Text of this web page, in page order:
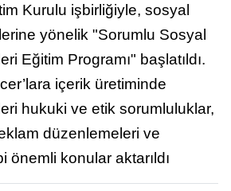
Kurulu işbirliğiyle, sosyal
yönelik "Sorumlu Sosyal
Eğitim Programı" başlatıldı.
içerik üretiminde
hukuki ve etik sorumluluklar,
düzenlemeleri ve
önemli konular aktarıldı